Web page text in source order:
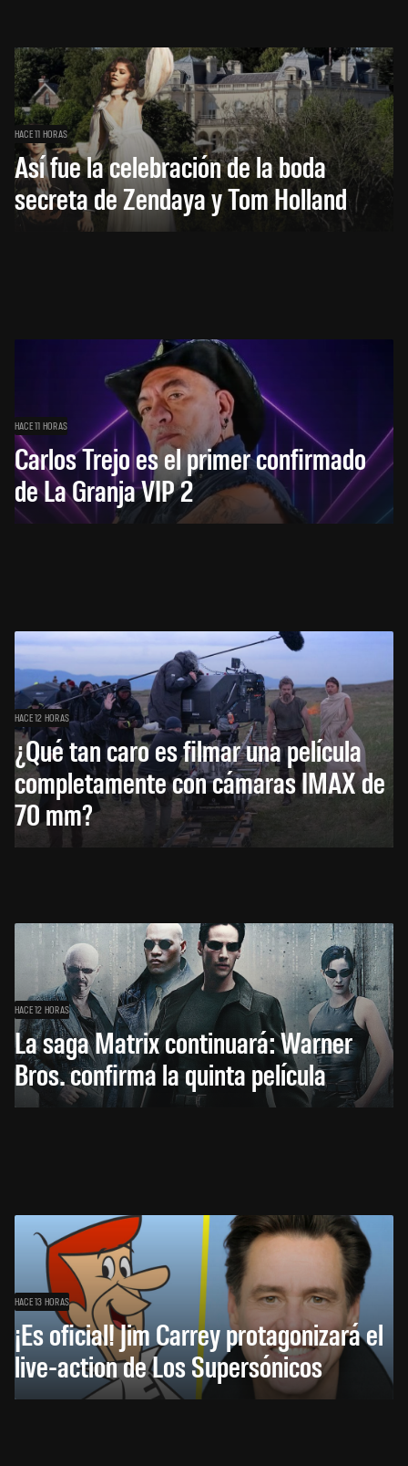
HACE 11 HORAS
Así fue la celebración de la boda
secreta de Zendaya y Tom Holland
HACE 11 HORAS
Carlos Trejo es el primer confirmado
de La Granja VIP 2
HACE 12 HORAS
¿Qué tan caro es filmar una película
completamente con cámaras IMAX de
70 mm?
HACE 12 HORAS
La saga Matrix continuará: Warner
Bros. confirma la quinta película
HACE 13 HORAS
¡Es oficial! Jim Carrey protagonizará el
live-action de Los Supersónicos